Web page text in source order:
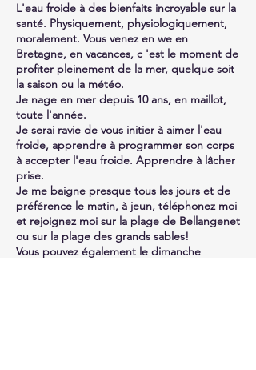
L'eau froide à des bienfaits incroyable sur la
santé. Physiquement, physiologiquement,
moralement. Vous venez en we en
Bretagne, en vacances, c 'est le moment de
profiter pleinement de la mer, quelque soit
la saison ou la météo.
Je nage en mer depuis 10 ans, en maillot,
toute l'année.
Je serai ravie de vous initier à aimer l'eau
froide, apprendre à programmer son corps
à accepter l'eau froide. Apprendre à lâcher
prise.
Je me baigne presque tous les jours et de
préférence le matin, à jeun, téléphonez moi
et rejoignez moi sur la plage de Bellangenet
ou sur la plage des grands sables!
Vous pouvez également le dimanche